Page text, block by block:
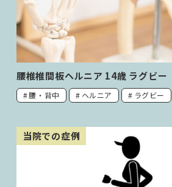
腰椎椎間板ヘルニア 14歳 ラグビー
腰・背中 ヘルニア ラグビー
当院での症例